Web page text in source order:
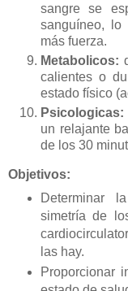
sangre se
sanguíneo, lo
más fuerza.
Metabolicos:
calientes o
estado físico
Psicologicas:
un relajante
de los 30
Objetivos:
Determinar
simetría de
las hay.
Proporcionar